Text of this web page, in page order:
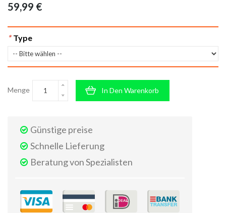
59,99 €
* Type
Menge In Den Warenkorb
Günstige preise
Schnelle Lieferung
Beratung von Spezialisten